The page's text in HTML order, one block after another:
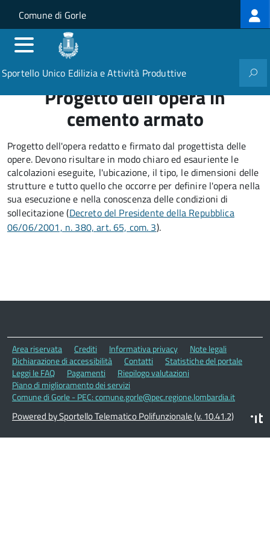
Salta al contenuto principale
Skip to site navigation
Comune di Gorle
Sportello Unico Edilizia e Attività Produttive
Progetto dell'opera in
cemento armato
Progetto dell'opera redatto e firmato dal progettista delle
opere. Devono risultare in modo chiaro ed esauriente le
calcolazioni eseguite, l'ubicazione, il tipo, le dimensioni delle
strutture e tutto quello che occorre per definire l'opera nella
sua esecuzione e nella conoscenza delle condizioni di
sollecitazione (Decreto del Presidente della Repubblica
06/06/2001, n. 380, art. 65, com. 3).
Area riservata Crediti Informativa privacy
Note legali
Dichiarazione di accessibilità
Contatti
Statistiche del portale
Leggi le FAQ
Pagamenti
Riepilogo valutazioni
Piano di miglioramento dei servizi
Comune di Gorle - PEC: comune.gorle@pec.regione.lombardia.it
Powered by Sportello Telematico Polifunzionale (v. 10.41.2)